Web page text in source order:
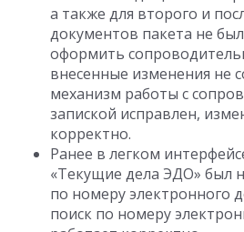
а также для второго и
документов пакета не
оформить
внесенные изменения не
механизм работы с
запиской исправлен,
корректно.
Ранее в легком
«Текущие дела ЭДО» был
по номеру электронного
поиск по номеру